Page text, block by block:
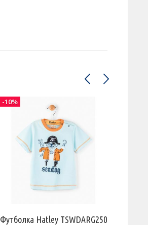
Футболка Hatley TSWDARG250
-10%